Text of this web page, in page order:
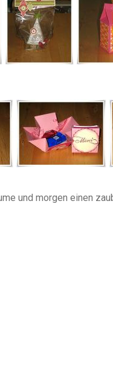
und morgen einen